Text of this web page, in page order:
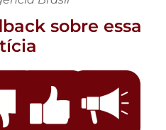
sobre essa